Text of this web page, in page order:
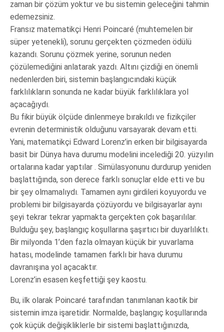
zaman bir çözüm yoktur ve bu sistemin geleceğini tahmin
edemezsiniz.
Fransız matematikçi Henri Poincaré (muhtemelen bir
süper yetenekli), sorunu gerçekten çözmeden ödülü
kazandı. Sorunu çözmek yerine, sorunun neden
çözülemediğini anlatarak yazdı. Altını çizdiği en önemli
nedenlerden biri, sistemin başlangıcındaki küçük
farklılıkların sonunda ne kadar büyük farklılıklara yol
açacağıydı.
Bu fikir büyük ölçüde dinlenmeye bırakıldı ve fizikçiler
evrenin deterministik olduğunu varsayarak devam etti.
Yani, matematikçi Edward Lorenz’in erken bir bilgisayarda
basit bir Dünya hava durumu modelini incelediği 20. yüzyılın
ortalarına kadar yaptılar . Simülasyonunu durdurup yeniden
başlattığında, son derece farklı sonuçlar elde etti ve bu
bir şey olmamalıydı. Tamamen aynı girdileri koyuyordu ve
problemi bir bilgisayarda çözüyordu ve bilgisayarlar aynı
şeyi tekrar tekrar yapmakta gerçekten çok başarılılar.
Bulduğu şey, başlangıç koşullarına şaşırtıcı bir duyarlılıktı.
Bir milyonda 1’den fazla olmayan küçük bir yuvarlama
hatası, modelinde tamamen farklı bir hava durumu
davranışına yol açacaktır.
Lorenz’in esasen keşfettiği şey kaostu.
Bu, ilk olarak Poincaré tarafından tanımlanan kaotik bir
sistemin imza işaretidir. Normalde, başlangıç koşullarında
çok küçük değişikliklerle bir sistemi başlattığınızda,